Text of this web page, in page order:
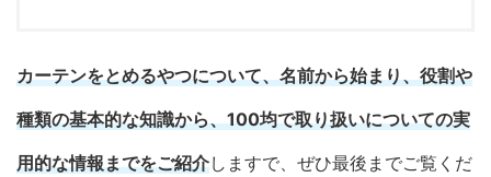
カーテンをとめるやつについて、名前から始まり、役割や
種類の基本的な知識から、100均で取り扱いについての実
用的な情報までをご紹介しますで、ぜひ最後までご覧くだ